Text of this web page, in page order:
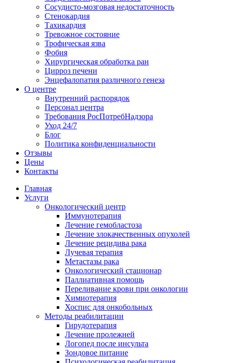
Сосудисто-мозговая недостаточность
Стенокардия
Тахикардия
Тревожное состояние
Трофическая язва
Фобия
Хирургическая обработка ран
Цирроз печени
Энцефалопатия различного генеза
О центре
Внутренний распорядок
Персонал центра
Требования РосПотребНадзора
Уход 24/7
Блог
Политика конфиденциальности
Отзывы
Цены
Контакты
Главная
Услуги
Онкологический центр
Иммунотерапия
Лечение гемобластоза
Лечение злокачественных опухолей
Лечение рецидива рака
Лучевая терапия
Метастазы рака
Онкологический стационар
Паллиативная помощь
Переливание крови при онкологии
Химиотерапия
Хоспис для онкобольных
Методы реабилитации
Гирудотерапия
Лечение пролежней
Логопед после инсульта
Зондовое питание